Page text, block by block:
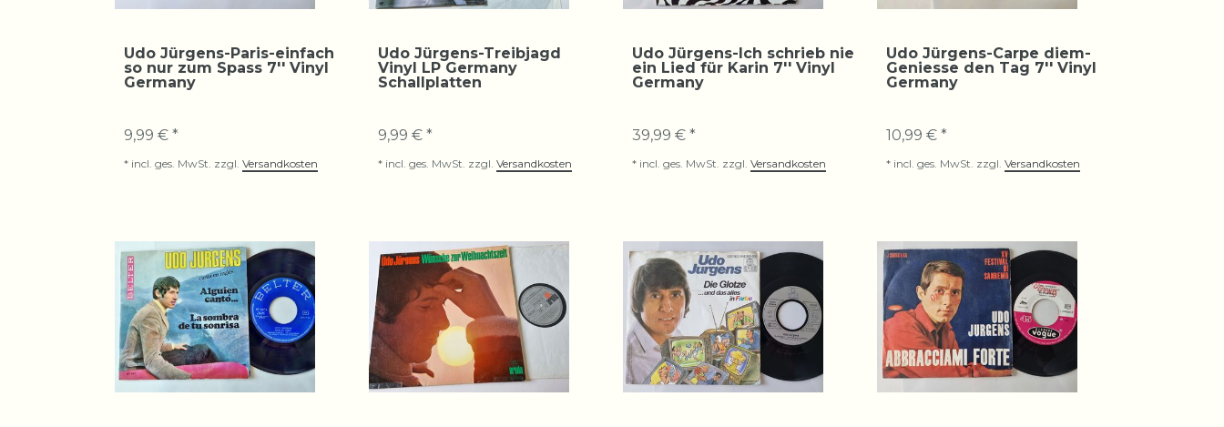
Udo Jürgens-Paris-einfach
so nur zum Spass 7'' Vinyl
Germany
9,99 € *
* incl. ges. MwSt. zzgl. Versandkosten
Udo Jürgens-Treibjagd
Vinyl LP Germany
Schallplatten
9,99 € *
* incl. ges. MwSt. zzgl. Versandkosten
Udo Jürgens-Ich schrieb nie
ein Lied für Karin 7'' Vinyl
Germany
39,99 € *
* incl. ges. MwSt. zzgl. Versandkosten
Udo Jürgens-Carpe diem-
Geniesse den Tag 7'' Vinyl
Germany
10,99 € *
* incl. ges. MwSt. zzgl. Versandkosten